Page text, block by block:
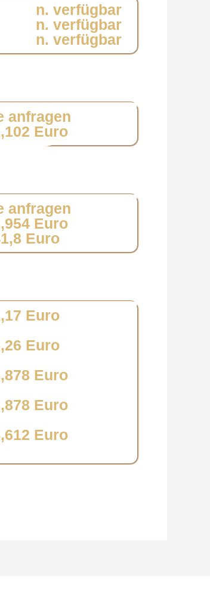
n. verfügbar
n. verfügbar
n. verfügbar
anfragen
Euro
anfragen
Euro
Euro
Euro
Euro
Euro
Euro
Euro